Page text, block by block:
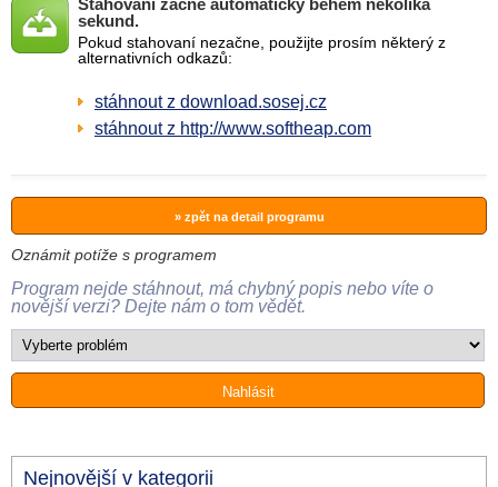
Stahování začne automaticky během několika
sekund.
Pokud stahovaní nezačne, použijte prosím některý z
alternativních odkazů:
stáhnout z download.sosej.cz
stáhnout z http://www.softheap.com
» zpět na detail programu
Oznámit potíže s programem
Program nejde stáhnout, má chybný popis nebo víte o
novější verzi? Dejte nám o tom vědět.
Nejnovější v kategorii